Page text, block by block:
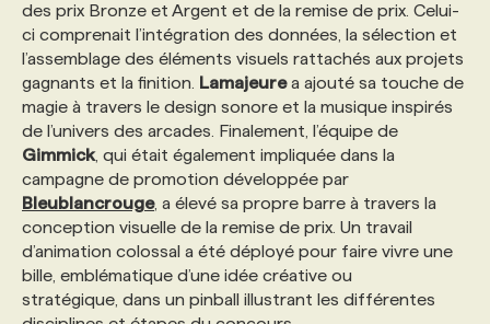
ANNONCEZ AVEC NOUS
des prix Bronze et Argent et de la remise de prix. Celui-
ci comprenait l’intégration des données, la sélection et
l’assemblage des éléments visuels rattachés aux projets
gagnants et la finition. Lamajeurea ajouté sa touche de
magie à travers le design sonore et la musique inspirés
de l’univers des arcades. Finalement, l’équipe de
Gimmick, qui était également impliquée dans la
campagne de promotion développée par
Bleublancrouge, a élevé sa propre barre à travers la
conception visuelle de la remise de prix. Un travail
d’animation colossal a été déployé pour faire vivre une
bille, emblématique d’une idée créative ou
stratégique, dans un pinball illustrant les différentes